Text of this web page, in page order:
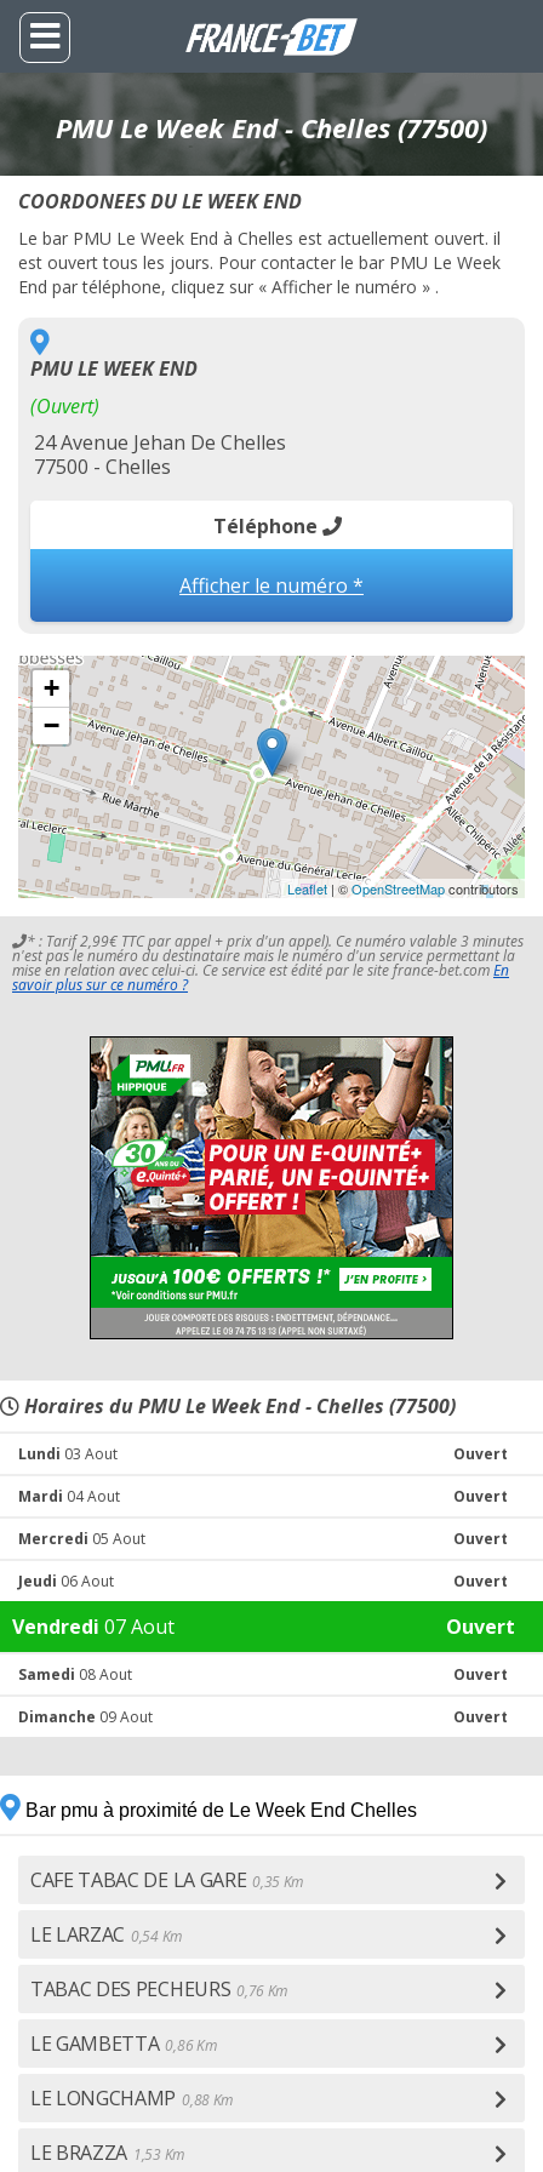
PMU Le Week End - Chelles (77500)
COORDONEES DU LE WEEK END
Le bar PMU Le Week End à Chelles est actuellement ouvert. il
est ouvert tous les jours. Pour contacter le bar PMU Le Week
End par téléphone, cliquez sur « Afficher le numéro » .
PMU LE WEEK END
(Ouvert)
24 Avenue Jehan De Chelles
77500 - Chelles
Téléphone
Afficher le numéro *
+
−
Leaflet | ©OpenStreetMapcontributors
* : Tarif 2,99€ TTC par appel + prix d'un appel). Ce numéro valable 3 minutes
n'est pas le numéro du destinataire mais le numéro d'un service permettant la
mise en relation avec celui-ci. Ce service est édité par le site france-bet.comEn
savoir plus sur ce numéro ?
Horaires du PMU Le Week End - Chelles (77500)
Lundi 03 Aout Ouvert
Mardi 04 Aout Ouvert
Mercredi 05 Aout Ouvert
Jeudi 06 Aout Ouvert
Vendredi 07 Aout Ouvert
Samedi 08 Aout Ouvert
Dimanche 09 Aout Ouvert
Bar pmu à proximité de Le Week End Chelles
CAFE TABAC DE LA GARE 0,35 Km
LE LARZAC 0,54 Km
TABAC DES PECHEURS 0,76 Km
LE GAMBETTA 0,86 Km
LE LONGCHAMP 0,88 Km
LE BRAZZA 1,53 Km